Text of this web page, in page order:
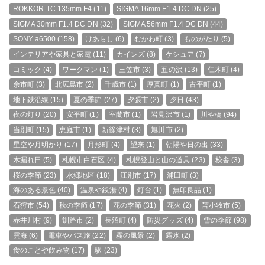
ROKKOR-TC 135mm F4 (11) SIGMA 16mm F1.4 DC DN (25)
SIGMA 30mm F1.4 DC DN (32) SIGMA 56mm F1.4 DC DN (44)
SONY a6500 (158) けあらし (6) むかわ町 (3) ものがたり (5)
インテリアや家具と家電 (11) カインズ(8) ケシュア (7)
コミック (4) ワークマン (1) 三笠市 (3) 五の沢 (13) 仁木町 (4)
余市町(3) 北広島市 (2) 千歳市(1) 厚真町 (1) 古平町 (1)
地下鉄沿線 (15) 夏の季節 (27) 夕張市 (2) 夕日 (43)
夜の灯り (20) 安平町 (1) 室蘭市(1) 岩見沢市(1) 川や橋 (94)
当別町(15) 恵庭市 (1) 新篠津村(3) 旭川市(2)
星空や月明かり (17) 月形町 (4) 望来 (1) 朝陽や日の出 (33)
木漏れ日 (5) 札幌市白石区 (4) 札幌登山と山の道具 (23) 校舎 (3)
桜の季節 (23) 水郷地区 (18) 江別市 (17) 浦臼町(3)
海のある景色(40) 温泉や銭湯(4) 灯台 (1) 無印良品 (1)
石狩市(54) 秋の季節 (17) 花の季節 (31) 花火 (2) 苫小牧市 (5)
赤井川村(9) 釧路市 (2) 長沼町(4) 防災グッズ(4) 雪の季節 (98)
雲海(6) 電車やバス旅 (22) 霧の風景 (2) 霧氷 (2)
食のことや飲み物 (17) 駅 (23)